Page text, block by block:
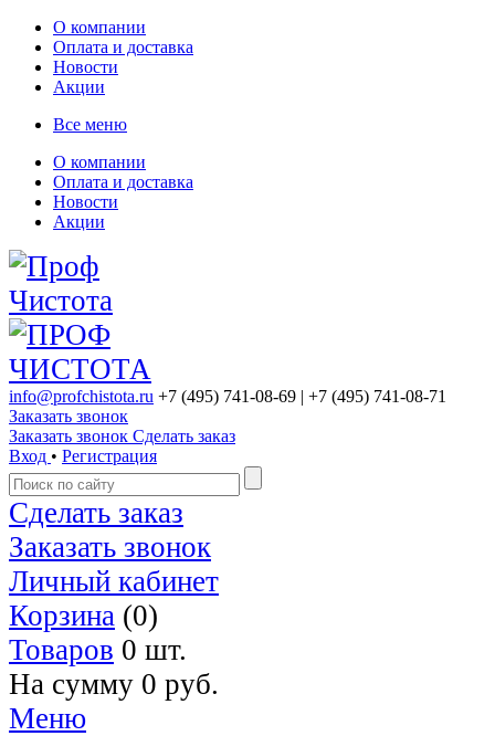
О компании
Оплата и доставка
Новости
Акции
Все меню
О компании
Оплата и доставка
Новости
Акции
info@profchistota.ru +7 (495) 741-08-69 | +7 (495) 741-08-71
Заказать звонок
Заказать звонок Сделать заказ
Вход • Регистрация
Сделать заказ
Заказать звонок
Личный кабинет
Корзина (0)
Товаров 0 шт.
На сумму 0 руб.
Меню